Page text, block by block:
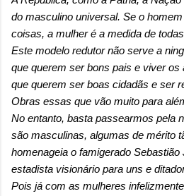
do masculino universal. Se o
coisas, a mulher é a medida de
Este modelo redutor não serve a
que querem ser bons pais e viver
que querem ser boas cidadãs e ser
Obras essas que vão muito para
No entanto, basta passearmos pela
são masculinas, algumas de mérito
homenageia o famigerado
estadista visionário para uns e
Pois já com as mulheres